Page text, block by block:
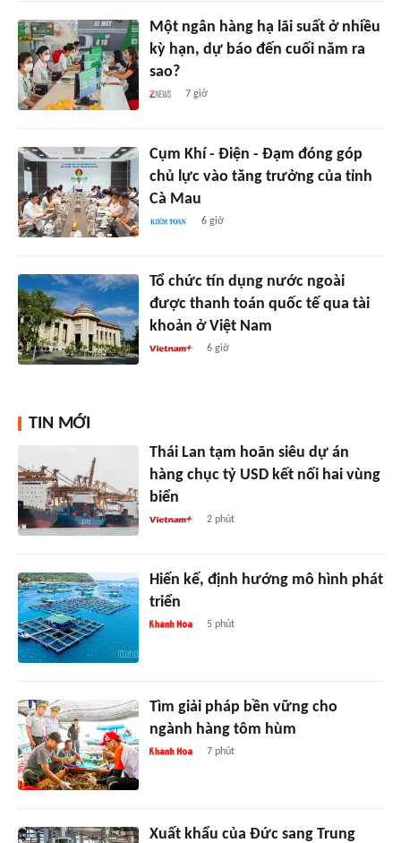
Một ngân hàng hạ lãi suất ở nhiều
kỳ hạn, dự báo đến cuối năm ra
sao?
7 giờ
Cụm Khí - Điện - Đạm đóng góp
chủ lực vào tăng trưởng của tỉnh
Cà Mau
6 giờ
Tổ chức tín dụng nước ngoài
được thanh toán quốc tế qua tài
khoản ở Việt Nam
6 giờ
TIN MỚI
Thái Lan tạm hoãn siêu dự án
hàng chục tỷ USD kết nối hai vùng
biển
2 phút
Hiến kế, định hướng mô hình phát
triển
5 phút
Tìm giải pháp bền vững cho
ngành hàng tôm hùm
7 phút
Xuất khẩu của Đức sang Trung